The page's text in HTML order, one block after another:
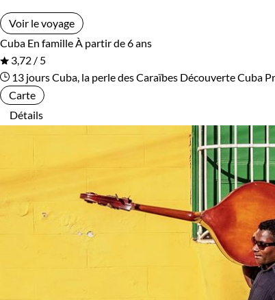
Voir le voyage
Cuba En familleÀ partir de 6 ans
3,72 / 5
13 joursCuba, la perle des Caraïbes Découverte Cuba
Carte
Détails